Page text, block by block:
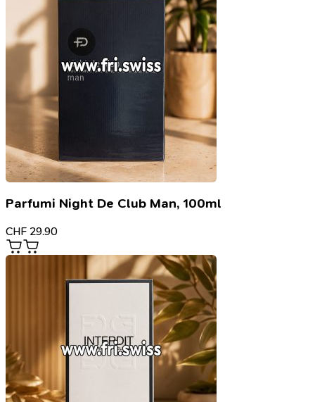
Parfumi Night De Club Man, 100ml
CHF 29.90